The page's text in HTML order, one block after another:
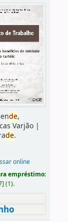
de,
Varjão|
de.
online
empréstimo:
] (1).